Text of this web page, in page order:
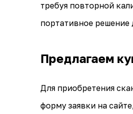
требуя повторной
портативное решение
Предлагаем
Для приобретения
форму заявки на